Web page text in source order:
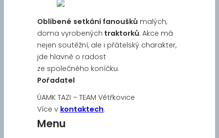
Oblíbené setkání fanoušků malých,
doma vyrobených traktorků. Akce má
nejen soutěžní, ale i přátelský charakter,
jde hlavně o radost
ze společného koníčku.
Pořadatel
ÚAMK TAZI – TEAM Větřkovice
Více v kontaktech.
Menu